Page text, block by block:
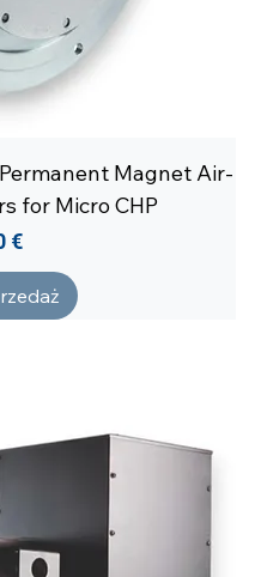
Magnet Air-
for Micro CHP
€